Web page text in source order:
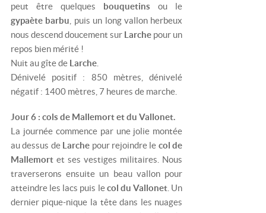
peut être quelques bouquetinsou le
gypaète barbu , puis un long vallon herbeux
nous descend doucement sur Larche pour un
repos bien mérité !
Nuit au gîte de Larche.
Dénivelé positif : 850 mètres, dénivelé
négatif : 1400 mètres, 7 heures de marche.
Jour 6 : cols de Mallemort et du Vallonet.
La journée commence par une jolie montée
au dessus de Larche pour rejoindre le col de
Mallemortet ses vestiges militaires. Nous
traverserons ensuite un beau vallon pour
atteindre les lacs puis lecol du Vallonet . Un
dernier pique-nique la tête dans les nuages